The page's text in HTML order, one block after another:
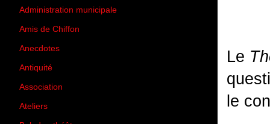
Le
le
Administration municipale
Amis de Chiffon
Anecdotes
Antiquité
Association
Ateliers